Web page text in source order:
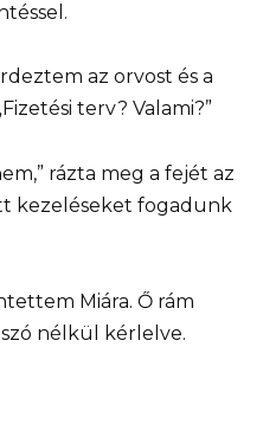
az orvost és a
terv? Valami?”
rázta meg a fejét az
kezeléseket fogadunk
Miára. Ő rám
nélkül kérlelve.